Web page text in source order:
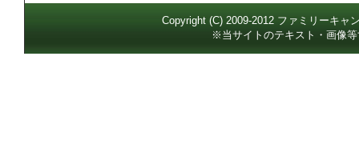
Copyright (C) 2009-2012 ファミリーキャ
※当サイトのテキスト・画像